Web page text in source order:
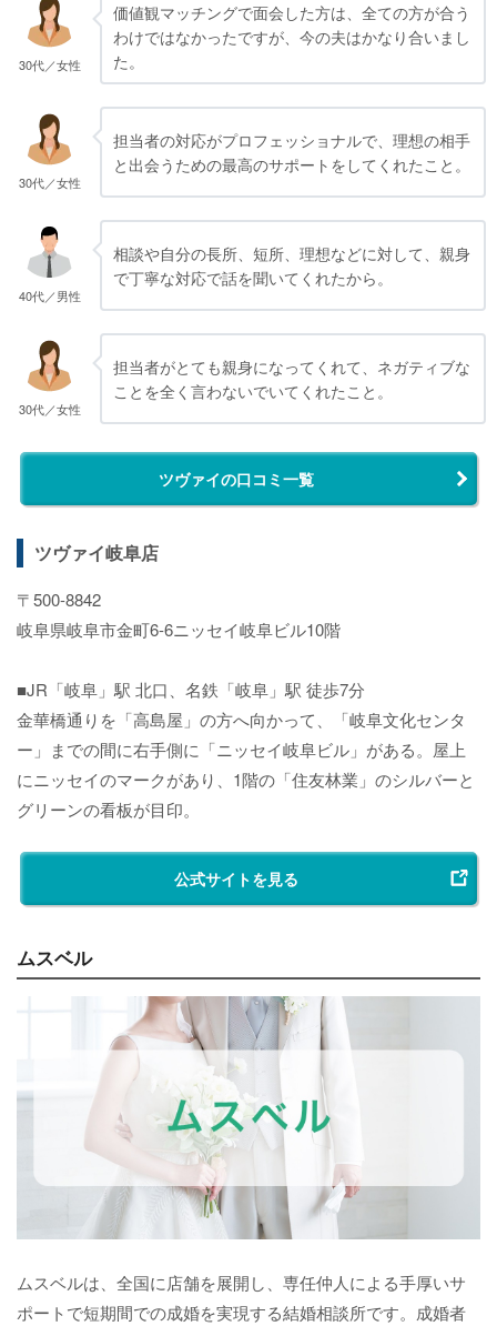
30代／女性
価値観マッチングで面会した方は、全ての方が合う
わけではなかったですが、今の夫はかなり合いまし
た。
30代／女性
担当者の対応がプロフェッショナルで、理想の相手
と出会うための最高のサポートをしてくれたこと。
40代／男性
相談や自分の長所、短所、理想などに対して、親身
で丁寧な対応で話を聞いてくれたから。
30代／女性
担当者がとても親身になってくれて、ネガティブな
ことを全く言わないでいてくれたこと。
ツヴァイの口コミ一覧
ツヴァイ岐阜店
〒500-8842
岐阜県岐阜市金町6-6ニッセイ岐阜ビル10階
■JR「岐阜」駅 北口、名鉄「岐阜」駅 徒歩7分
金華橋通りを「高島屋」の方へ向かって、「岐阜文化センタ
ー」までの間に右手側に「ニッセイ岐阜ビル」がある。屋上
にニッセイのマークがあり、1階の「住友林業」のシルバーと
グリーンの看板が目印。
公式サイトを見る
ムスベル
ムスベルは、全国に店舗を展開し、専任仲人による手厚いサ
ポートで短期間での成婚を実現する結婚相談所です。成婚者